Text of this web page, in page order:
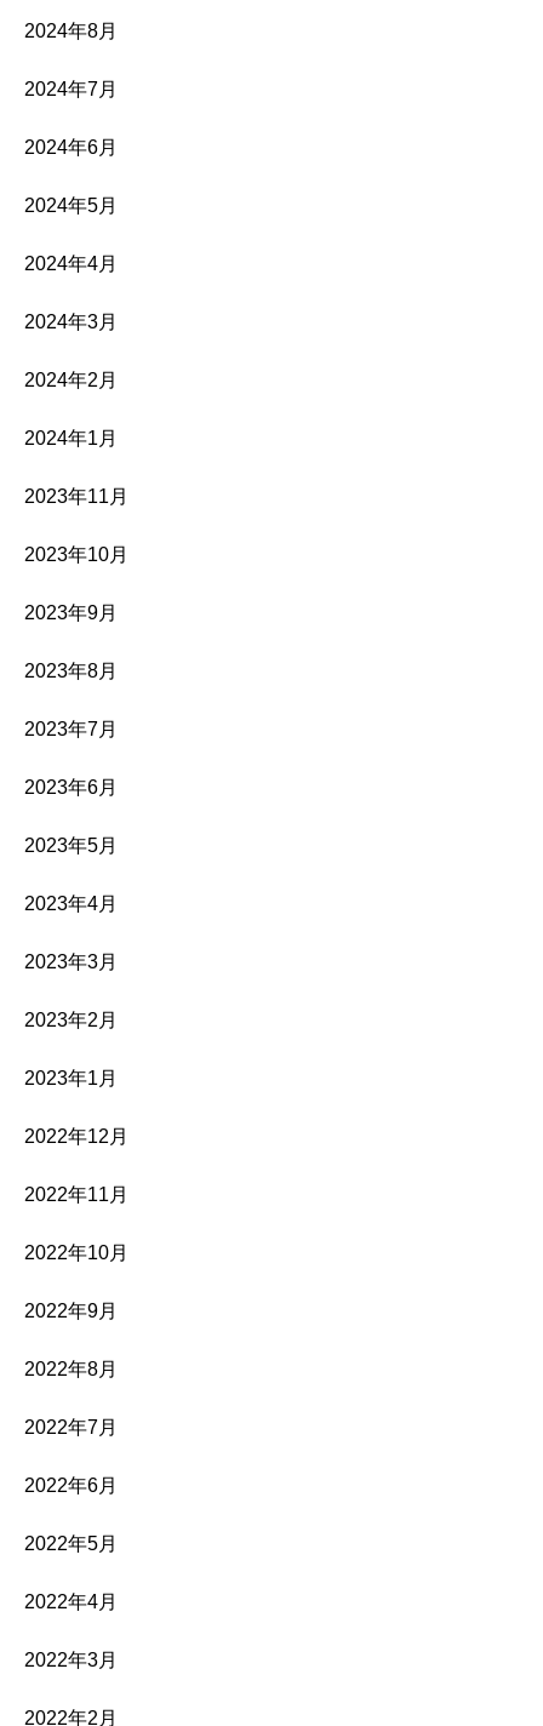
2024年8月
2024年7月
2024年6月
2024年5月
2024年4月
2024年3月
2024年2月
2024年1月
2023年11月
2023年10月
2023年9月
2023年8月
2023年7月
2023年6月
2023年5月
2023年4月
2023年3月
2023年2月
2023年1月
2022年12月
2022年11月
2022年10月
2022年9月
2022年8月
2022年7月
2022年6月
2022年5月
2022年4月
2022年3月
2022年2月